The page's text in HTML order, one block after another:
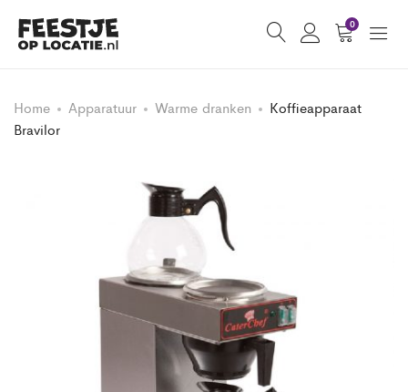
0
Home Apparatuur Warme dranken
Koffieapparaat
Bravilor